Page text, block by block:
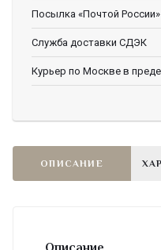
Посылка «Почтой России»
Служба доставки СДЭК
Курьер по Москве в
ОПИСАНИЕ